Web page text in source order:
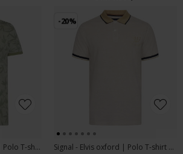
Signal - Efron jacquard | Polo T-shirt Oil Green
-20%
Signal - Elvis oxford | Polo T-shirt Warm Beige